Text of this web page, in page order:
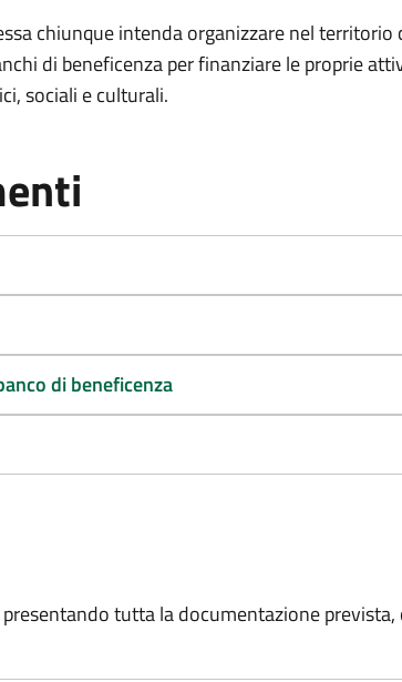
chiunque intenda organizzare nel territorio
di beneficenza per finanziare le proprie
sociali e culturali.
di beneficenza
tutta la documentazione